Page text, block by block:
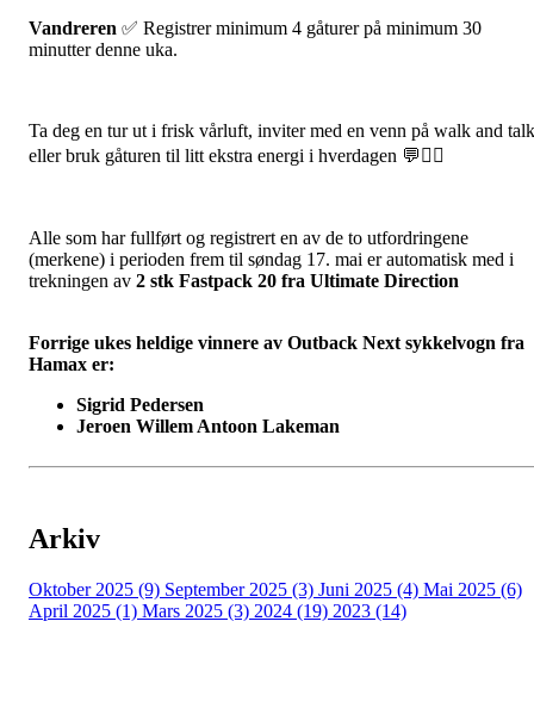
Vandreren ✅ Registrer minimum 4 gåturer på minimum 30
minutter denne uka.
Ta deg en tur ut i frisk vårluft, inviter med en venn på walk and
eller bruk gåturen til litt ekstra energi i hverdagen 💬🚶‍♀️
Alle som har fullført og registrert en av de to utfordringene
(merkene) i perioden frem til søndag 17. mai er automatisk med i
trekningen av 2 stk Fastpack 20 fra Ultimate Direction
Forrige ukes heldige vinnere av Outback Next sykkelvogn fra
Hamax er:
Sigrid Pedersen
Jeroen Willem Antoon Lakeman
Arkiv
Oktober 2025 (9) September 2025 (3) Juni 2025 (4) Mai 2025 (6)
April 2025 (1) Mars 2025 (3) 2024 (19) 2023 (14)